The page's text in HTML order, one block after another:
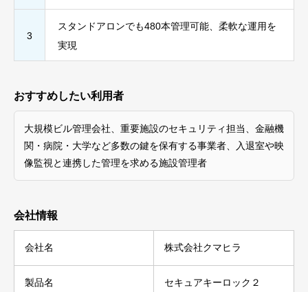
3
スタンドアロンでも480本管理可能、柔軟な運用を
実現
おすすめしたい利用者
大規模ビル管理会社、重要施設のセキュリティ担当、金融機
関・病院・大学など多数の鍵を保有する事業者、入退室や映
像監視と連携した管理を求める施設管理者
会社情報
会社名 株式会社クマヒラ
製品名 セキュアキーロック２